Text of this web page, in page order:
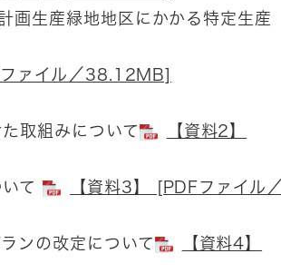
画生産緑地地区にかかる特定生産
ァイル／38.12MB]
取組みについて
【資料2】
いて
【資料3】 [PDFファイル／
ンの改定について
【資料4】